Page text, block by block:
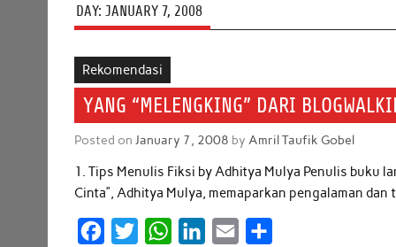
DAY: JANUARY 7, 2008
Rekomendasi
YANG “MELENGKING” DARI
Posted on January 7, 2008 by Amril Taufik Gobel
1. Tips Menulis Fiksi by Adhitya Mulya Penulis buku
Cinta”, Adhitya Mulya, memaparkan pengalaman
W